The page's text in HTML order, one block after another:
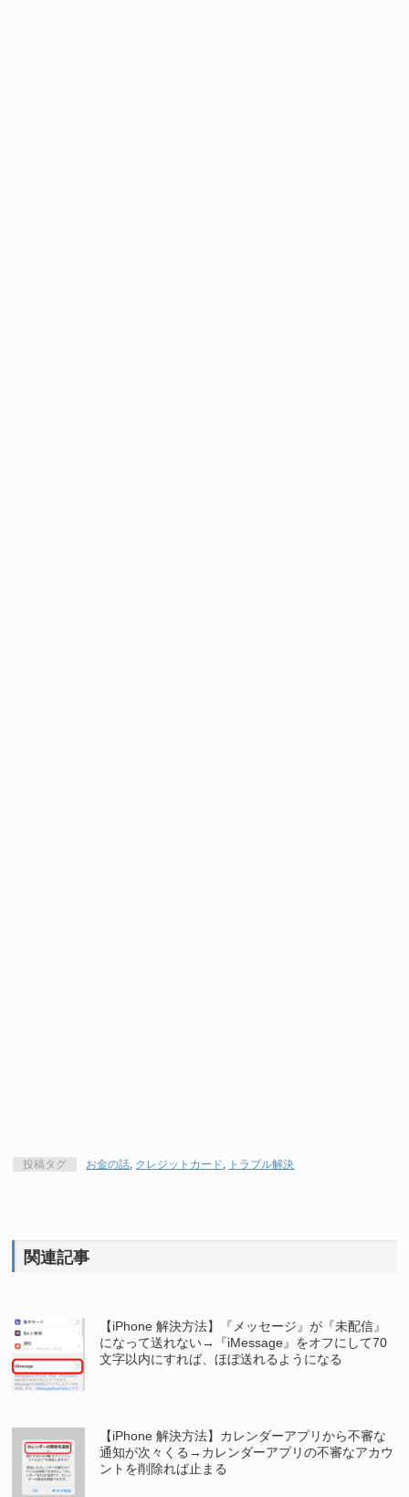
投稿タグ お金の話, クレジットカード, トラブル解決
関連記事
【iPhone 解決方法】『メッセージ』が『未配信』
になって送れない→『iMessage』をオフにして70
文字以内にすれば、ほぼ送れるようになる
【iPhone 解決方法】カレンダーアプリから不審な
通知が次々くる→カレンダーアプリの不審なアカウ
ントを削除れば止まる